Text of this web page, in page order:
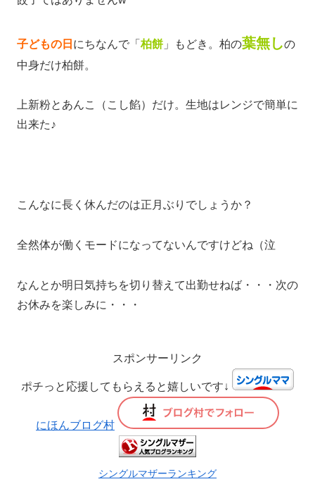
子どもの日 にちなんで「柏餅 」もどき。柏の葉無しの
中身だけ柏餅。
上新粉とあんこ（こし餡）だけ。生地はレンジで簡単に
出来た♪
こんなに長く休んだのは正月ぶりでしょうか？
全然体が働くモードになってないんですけどね（泣
なんとか明日気持ちを切り替えて出勤せねば・・・次の
お休みを楽しみに・・・
スポンサーリンク
ポチっと応援してもらえると嬉しいです↓
にほんブログ村
シングルマザーランキング